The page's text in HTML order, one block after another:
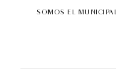
SOMOS EL MUNICIPAL